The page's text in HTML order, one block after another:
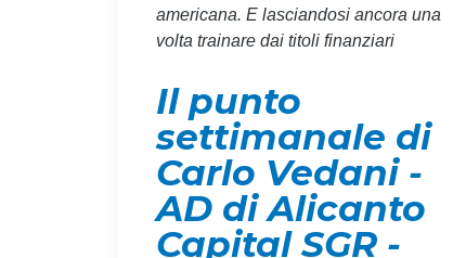
americana. E lasciandosi ancora una
volta trainare dai titoli finanziari
Il punto
settimanale di
Carlo Vedani -
AD di Alicanto
Capital SGR -